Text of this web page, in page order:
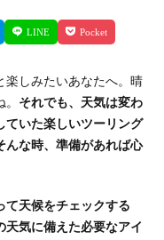
LINE Pocket
楽しみたいあなたへ。晴
それでも、天気は変わ
ていた楽しいツーリング
んな時、準備があれば心
て天候をチェックする
気に備えた必要なアイ